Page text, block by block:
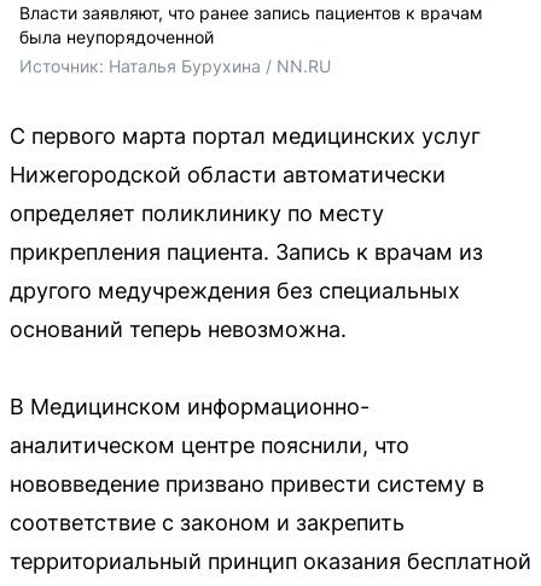
Власти заявляют, что ранее запись пациентов к врачам
была неупорядоченной
Источник: Наталья Бурухина / NN.RU
С первого марта портал медицинских услуг
Нижегородской области автоматически
определяет поликлинику по месту
прикрепления пациента. Запись к врачам из
другого медучреждения без специальных
оснований теперь невозможна.
В Медицинском информационно-
аналитическом центре пояснили, что
нововведение призвано привести систему в
соответствие с законом и закрепить
территориальный принцип оказания бесплатной